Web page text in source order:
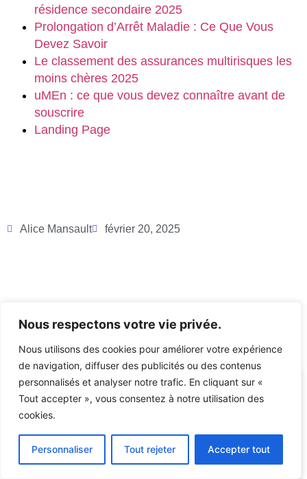
Nous respectons votre vie privée.
Nous utilisons des cookies pour améliorer votre expérience
de navigation, diffuser des publicités ou des contenus
personnalisés et analyser notre trafic. En cliquant sur «
Tout accepter », vous consentez à notre utilisation des
cookies.
Personnaliser Tout rejeter Accepter tout
résidence secondaire 2025
Prolongation d’Arrêt Maladie : Ce Que Vous
Devez Savoir
Le classement des assurances multirisques les
moins chères 2025
uMEn : ce que vous devez connaître avant de
souscrire
Landing Page
Alice Mansault février 20, 2025
Articles récents